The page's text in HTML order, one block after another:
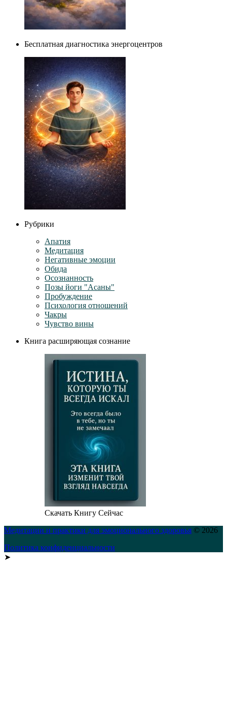
Бесплатная диагностика энергоцентров
Рубрики
Апатия
Медитация
Негативные эмоции
Обида
Осознанность
Позы йоги "Асаны"
Пробуждение
Психология отношений
Чакры
Чувство вины
Книга расширяющая сознание
Скачать Книгу Сейчас
Медитации и практики для эмоционального здоровья © 2026
Политика конфиденциальности
➤